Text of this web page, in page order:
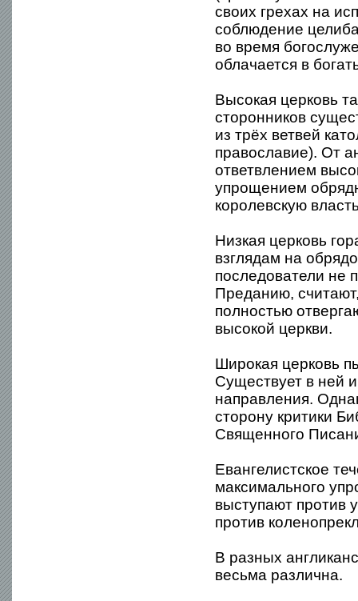
своих грехах на
соблюдение
во время
облачается в
Высокая церковь
сторонников
из трёх ветвей
православие). От
ответвлением
упрощением
королевскую
Низкая церковь
взглядам на
последователи не
Преданию,
полностью
высокой церкви.
Широкая церковь
Существует в ней
направления.
сторону критики
Священного
Евангелистское
максимального
выступают против
против
В разных
весьма различна.